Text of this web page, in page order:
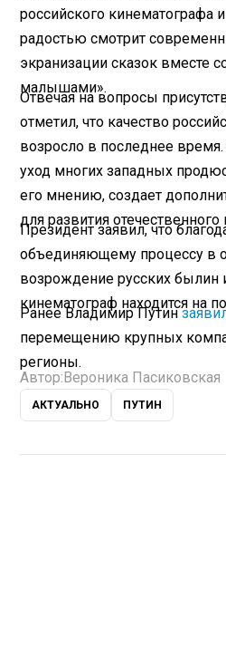
российского кинематографа
радостью смотрит
экранизации сказок вместе
малышами».
Отвечая на вопросы
отметил, что качество
возросло в последнее
уход многих западных
его мнению, создает
для развития
Президент заявил, что
объединяющему процессу в
возрождение русских былин
кинематограф находится на
Ранее Владимир Путин
перемещению крупных
регионы.
Автор: Вероника Пасиковская
АКТУАЛЬНО ПУТИН